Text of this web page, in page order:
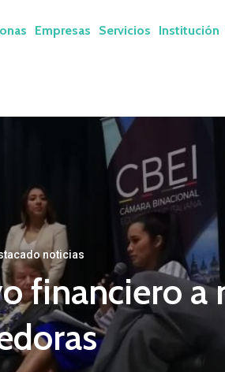
Empresas Servicios Institución
noticias
financiero a